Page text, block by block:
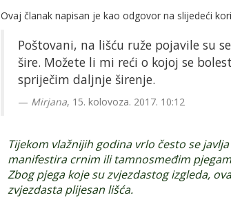
Ovaj članak napisan je kao odgovor na slijedeći
Poštovani, na lišću ruže pojavile su
šire. Možete li mi reći o kojoj se
spriječim daljnje širenje.
Mirjana, 15. kolovoza. 2017. 10:12
Tijekom vlažnijih godina vrlo često se
manifestira crnim ili tamnosmeđim
Zbog pjega koje su zvjezdastog izgleda,
zvjezdasta plijesan lišća.